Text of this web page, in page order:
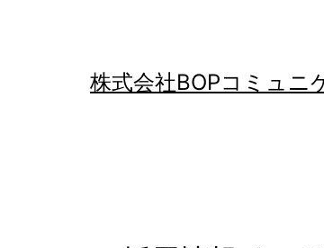
株式会社BOPコミュニ